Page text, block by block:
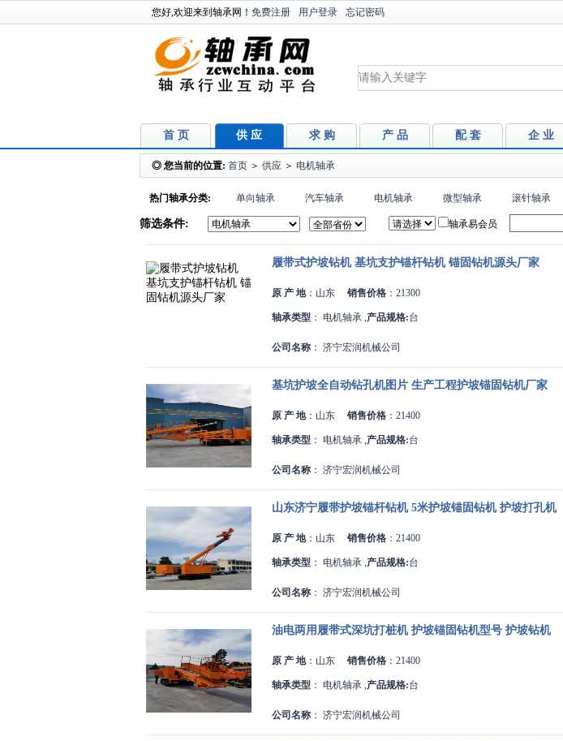
您好,欢迎来到轴承网！ 免费注册 用户登录 忘记密码
首 页 供 应 求 购 产 品 配 套 企 业
◎ 您当前的位置: 首页 ＞ 供应 ＞ 电机轴承
热门轴承分类: 单向轴承 汽车轴承 电机轴承 微型轴承 滚针轴承
筛选条件: 轴承易会员
履带式护坡钻机 基坑支护锚杆钻机 锚固钻机源头厂家
原 产 地： 山东 销售价格：21300
轴承类型： 电机轴承,产品规格:台
公司名称： 济宁宏润机械公司
基坑护坡全自动钻孔机图片 生产工程护坡锚固钻机厂家
原 产 地： 山东 销售价格：21400
轴承类型： 电机轴承,产品规格:台
公司名称： 济宁宏润机械公司
山东济宁履带护坡锚杆钻机 5米护坡锚固钻机 护坡打孔机
原 产 地： 山东 销售价格：21400
轴承类型： 电机轴承,产品规格:台
公司名称： 济宁宏润机械公司
油电两用履带式深坑打桩机 护坡锚固钻机型号 护坡钻机
原 产 地： 山东 销售价格：21400
轴承类型： 电机轴承,产品规格:台
公司名称： 济宁宏润机械公司